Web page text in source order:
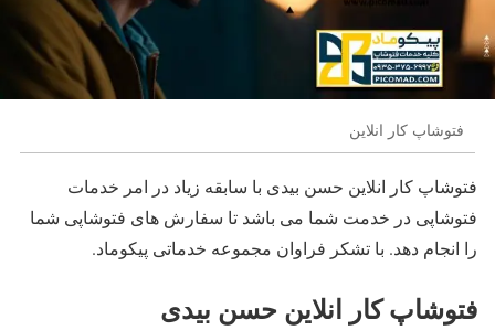
فتوشاپ کار انلاین
فتوشاپ کار انلاین حسن بیدی با سابقه زیاد در امر خدمات
فتوشاپی در خدمت شما می باشد تا سفارش های فتوشاپی شما
را انجام دهد. با تشکر فراوان مجموعه خدماتی پیکوماد.
فتوشاپ کار انلاین حسن بیدی